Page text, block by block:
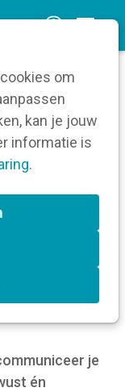
om
kan je jouw
informatie is
.
n
m
een
je
én